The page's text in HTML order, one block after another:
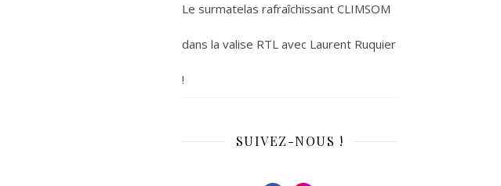
Le surmatelas rafraîchissant CLIMSOM
dans la valise RTL avec Laurent Ruquier
!
SUIVEZ-NOUS !